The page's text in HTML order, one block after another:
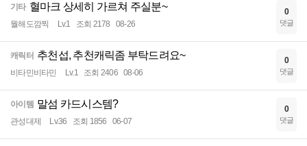
기타 혈마크 상세히 가르쳐 주실분~
뭘해도깜찍 Lv.1 조회 2178 08-26
0
댓글
캐릭터 추천섭, 추천캐릭좀 부탁드려요~
비타민비타민 Lv.1 조회 2406 08-06
0
댓글
아이템 말섬 카드시스템?
관성대제 Lv.36 조회 1856 06-07
0
댓글